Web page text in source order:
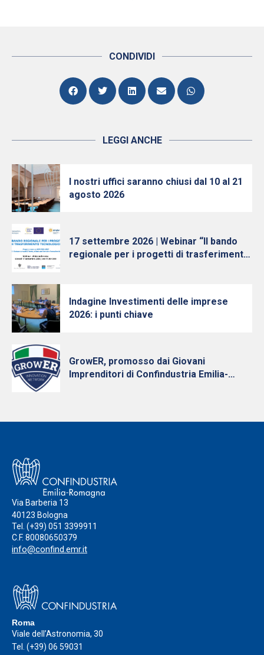
CONDIVIDI
LEGGI ANCHE
I nostri uffici saranno chiusi dal 10 al 21
agosto 2026
17 settembre 2026 | Webinar “Il bando
regionale per i progetti di trasferimento
Indagine Investimenti delle imprese
2026: i punti chiave
GrowER, promosso dai Giovani
Imprenditori di Confindustria Emilia-
Via Barberia 13
40123 Bologna
Tel. (+39) 051 3399911
C.F. 80080650379
info@confind.emr.it
Roma
Viale dell’Astronomia, 30
Tel. (+39) 06 59031